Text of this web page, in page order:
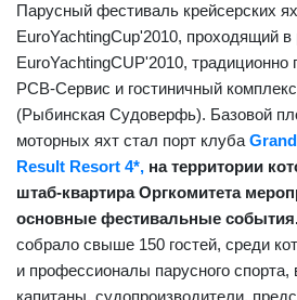
Парусный фестиваль крейсерских
EuroYachtingCup'2010, проходящий в
EuroYaсhtingCUP'2010,
РСВ-Сервис и гостиничный
(Рыбинская Судоверфь). Базовой
моторных яхт стал порт клуба Grand
Result Resort 4*, на территории
штаб-квартира Оргкомитета
основные фестивальные
собрало свыше 150 гостей, среди
и профессионалы парусного
капитаны, судопроизводители,